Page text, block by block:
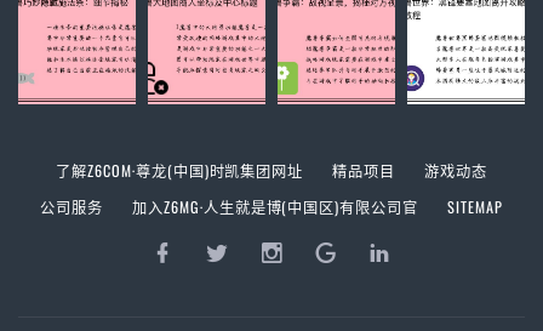
了解Z6COM·尊龙(中国)时凯集团网址 精品项目
游戏动态
公司服务
加入Z6MG·人生就是博(中国区)有限公司官 SITEMAP